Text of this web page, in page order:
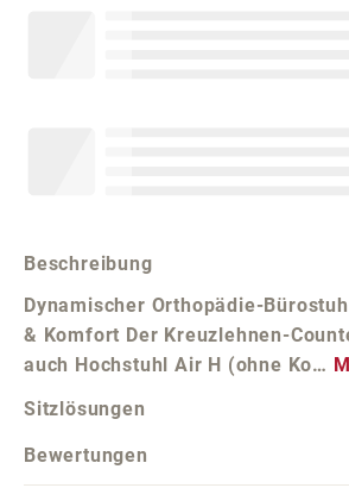
Beschreibung
Dynamischer Orthopädie-
& Komfort Der Kreuzlehnen-
auch Hochstuhl Air H (ohne Ko…
Sitzlösungen
Bewertungen